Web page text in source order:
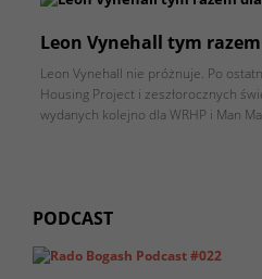
Leon Vynehall tym
Leon Vynehall nie próżnuje. Po
Housing Project i zeszłorocznych
wydanych kolejno dla WRHP i Man
PODCAST